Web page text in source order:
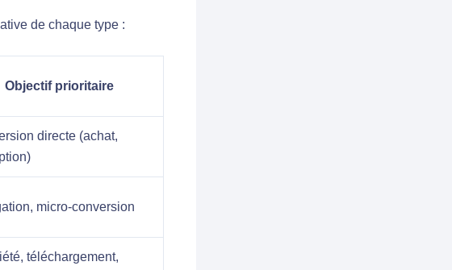
de chaque type :
Objectif prioritaire
directe (achat,
micro-conversion
téléchargement,